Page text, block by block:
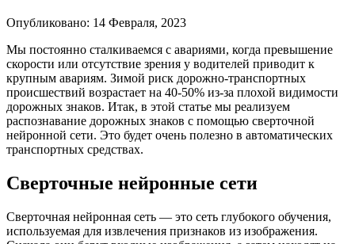
Опубликовано: 14 Февраля, 2023
Мы постоянно сталкиваемся с авариями, когда превышение
скорости или отсутствие зрения у водителей приводит к
крупным авариям. Зимой риск дорожно-транспортных
происшествий возрастает на 40-50% из-за плохой видимости
дорожных знаков. Итак, в этой статье мы реализуем
распознавание дорожных знаков с помощью сверточной
нейронной сети. Это будет очень полезно в автоматических
транспортных средствах.
Сверточные нейронные сети
Сверточная нейронная сеть — это сеть глубокого обучения,
используемая для извлечения признаков из изображения.